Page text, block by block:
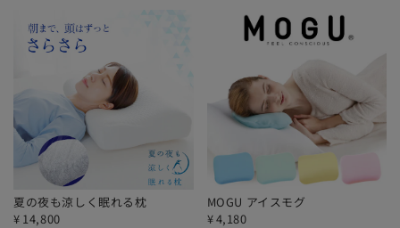
夏の夜も涼しく眠れる枕
¥ 14,800
MOGU アイスモグ
¥4,180